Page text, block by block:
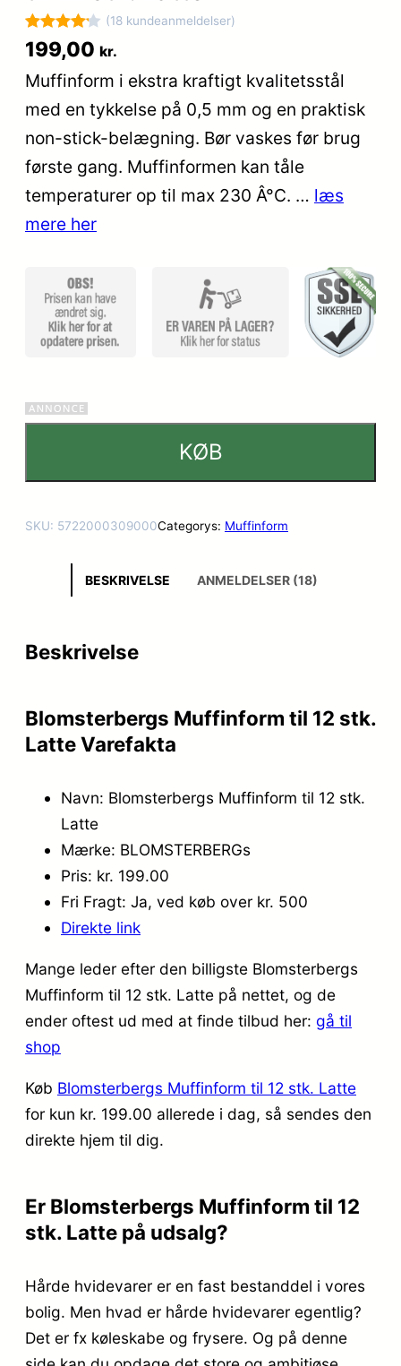
Bedømt
som
ud af 5
baseret
18
mmelser
(18 kundeanmeldelser)
199,00 kr.
Muffinform i ekstra kraftigt kvalitetsstål
med en tykkelse på 0,5 mm og en praktisk
non-stick-belægning. Bør vaskes før brug
første gang. Muffinformen kan tåle
temperaturer op til max 230 Â°C. … læs
mere her
KØB
SKU: 5722000309000Categorys: Muffinform
BESKRIVELSE ANMELDELSER (18)
Beskrivelse
Blomsterbergs Muffinform til 12 stk.
Latte Varefakta
Navn: Blomsterbergs Muffinform til 12 stk.
Latte
Mærke: BLOMSTERBERGs
Pris: kr. 199.00
Fri Fragt: Ja, ved køb over kr. 500
Direkte link
Mange leder efter den billigste Blomsterbergs
Muffinform til 12 stk. Latte på nettet, og de
ender oftest ud med at finde tilbud her: gå til
shop
Køb Blomsterbergs Muffinform til 12 stk. Latte
for kun kr. 199.00 allerede i dag, så sendes den
direkte hjem til dig.
Er Blomsterbergs Muffinform til 12
stk. Latte på udsalg?
Hårde hvidevarer er en fast bestanddel i vores
bolig. Men hvad er hårde hvidevarer egentlig?
Det er fx køleskabe og frysere. Og på denne